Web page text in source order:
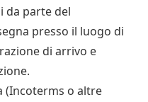
da parte del
presso il luogo di
di arrivo e
(Incoterms o altre